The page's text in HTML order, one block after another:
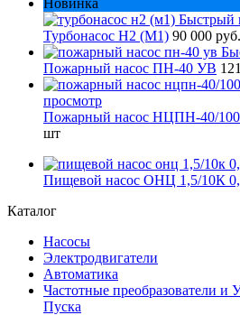
Быстрый
Турбонасос Н2 (М1) 90 000 руб.
Пожарный насос ПН-40 УВ
просмотр
Пожарный насос НЦПН-40/
шт
Пищевой насос ОНЦ 1,5/10К
Каталог
Насосы
Электродвигатели
Автоматика
Частотные преобразователи и
Пуска